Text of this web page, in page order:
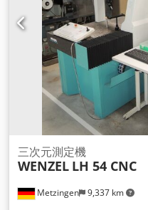
Metzingen 9,337 km
三次元測定機
WENZEL LH 54 CNC